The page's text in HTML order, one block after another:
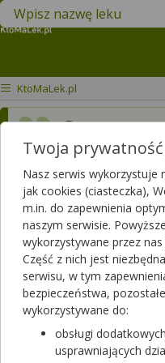
Znajdź lek w swojej okolicy
KtoMaLek.pl
Czy
podać w
Ponieważ
i nie mam
Dotyczy ulotki
Dotyczy:Mężczyzna, 19 lat
Twoja
Nasz serwis wykorzystuje
jak cookies (ciasteczka),
m.in. do zapewnienia
naszym serwisie.
wykorzystywane przez
Część z nich jest
serwisu, w tym
bezpieczeństwa,
wykorzystywane do:
obsługi
usprawniających